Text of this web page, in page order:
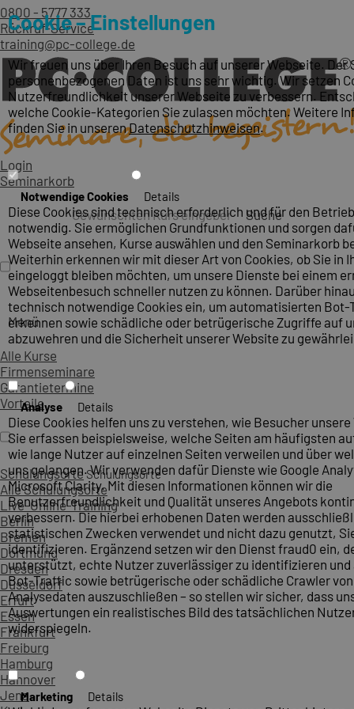
0800 - 5777 333
Rückruf-Service
training@pc-college.de
Login
Seminarkorb
Suche
Menü
Alle Kurse
Firmenseminare
Garantietermine
Vorteile
Schulungsorte Schulungsorte
Alle Schulungsorte
Live-Online-Training
Berlin
Bremen
Dortmund
Dresden
Düsseldorf
Erfurt
Essen
Frankfurt
Freiburg
Hamburg
Hannover
Jena
Cookie – Einstellungen
Wir freuen uns über Ihren Besuch auf unserer Webseite. Der
personenbezogenen Daten ist uns sehr wichtig. Wir setzen
Nutzerfreundlichkeit unserer Webseite zu verbessern.
welche Cookie-Kategorien Sie zulassen möchten. Weitere
finden Sie in unserenDatenschutzhinweisen.
Notwendige Cookies Details
Diese Cookies sind technisch erforderlich und für den
notwendig. Sie ermöglichen Grundfunktionen und sorgen
Webseite ansehen, Kurse auswählen und den Seminarkorb
Weiterhin erkennen wir mit dieser Art von Cookies, ob Sie in
eingeloggt bleiben möchten, um unsere Dienste bei einem
Webseitenbesuch schneller nutzen zu können. Darüber
technisch notwendige Cookies ein, um automatisierten Bot-
erkennen sowie schädliche oder betrügerische Zugriffe auf
abzuwehren und die Sicherheit unserer Website zu
Analyse Details
Diese Cookies helfen uns zu verstehen, wie Besucher
Sie erfassen beispielsweise, welche Seiten am häufigsten
wie lange Nutzer auf einzelnen Seiten verweilen und über
uns gelangen. Wir verwenden dafür Dienste wie Google
Microsoft Clarity. Mit diesen Informationen können wir die
Benutzerfreundlichkeit und Qualität unseres Angebots
verbessern. Die hierbei erhobenen Daten werden
statistischen Zwecken verwendet und nicht dazu genutzt,
identifizieren. Ergänzend setzen wir den Dienst fraud0 ein,
unterstützt, echte Nutzer zuverlässiger zu identifizieren
Bot-Traffic sowie betrügerische oder schädliche Crawler
Analysedaten auszuschließen – so stellen wir sicher, dass
Auswertungen ein realistisches Bild des tatsächlichen
widerspiegeln.
Marketing Details